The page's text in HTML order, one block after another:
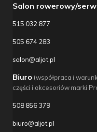
Salon rowerowy/
515 032 877
505 674 283
salon@aljot.pl
Biuro (współpraca i
części i akcesoriów marki
508 856 379
biuro@aljot.pl